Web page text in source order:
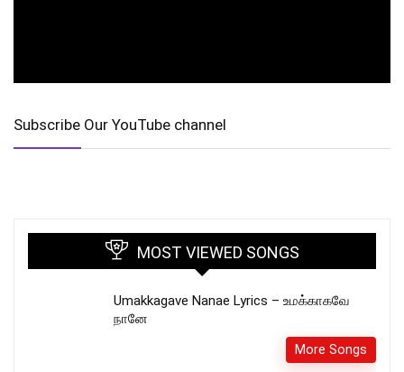
Subscribe Our YouTube channel
MOST VIEWED SONGS
Umakkagave Nanae Lyrics – உமக்காகவே
நானே
More Songs